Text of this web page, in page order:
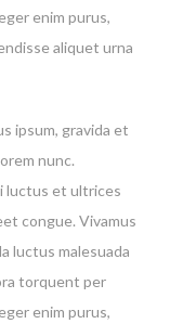
enim purus,
aliquet urna
ipsum, gravida et
nunc.
luctus et ultrices
congue. Vivamus
luctus malesuada
torquent per
enim purus,